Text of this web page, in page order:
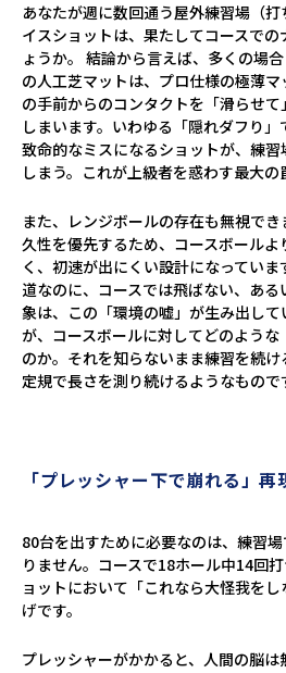
あなたが週に数回通う屋外練習場（
イスショットは、果たしてコースで
ょうか。 結論から言えば、多くの場
の人工芝マットは、プロ仕様の極薄
の手前からのコンタクトを「滑らせ
しまいます。いわゆる「隠れダフり
致命的なミスになるショットが、練
しまう。これが上級者を惑わす最大の
また、レンジボールの存在も無視で
久性を優先するため、コースボール
く、初速が出にくい設計になってい
道なのに、コースでは飛ばない、あ
象は、この「環境の嘘」が生み出し
が、コースボールに対してどのよう
のか。それを知らないまま練習を続
定規で長さを測り続けるようなもので
「プレッシャー下で崩れる」
80台を出すために必要なのは、練習
りません。コースで18ホール中14回
ョットにおいて「これなら大怪我を
げです。
プレッシャーがかかると、人間の脳